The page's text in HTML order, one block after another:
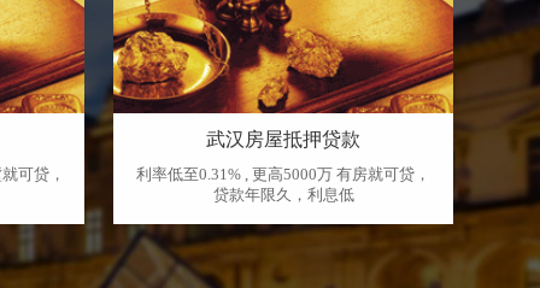
可贷，
武汉房屋抵押贷款
利率低至0.31% , 更高5000万 有房就可贷，
贷款年限久，利息低